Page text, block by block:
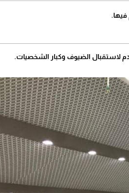
فيها.
لاستقبال الضيوف وكبار الشخصيات.